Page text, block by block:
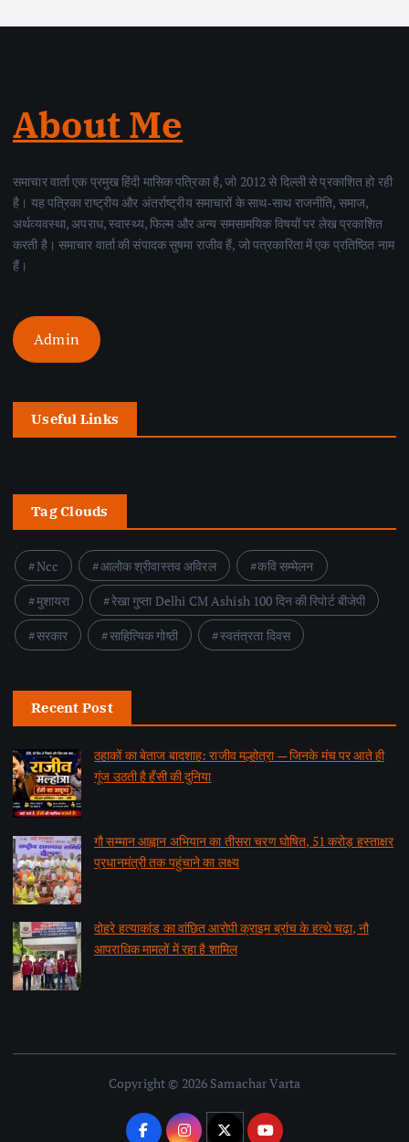
About Me
समाचार वार्ता एक प्रमुख हिंदी मासिक पत्रिका है, जो 2012 से दिल्ली से प्रकाशित हो रही
है। यह पत्रिका राष्ट्रीय और अंतर्राष्ट्रीय समाचारों के साथ-साथ राजनीति, समाज,
अर्थव्यवस्था, अपराध, स्वास्थ्य, फिल्म और अन्य समसामयिक विषयों पर लेख प्रकाशित
करती है। समाचार वार्ता की संपादक सुषमा राजीव हैं, जो पत्रकारिता में एक प्रतिष्ठित नाम
हैं।
Admin
Useful Links
Tag Clouds
Ncc आलोक श्रीवास्तव अविरल
कवि सम्मेलन
मुशायरा
रेखा गुप्ता Delhi CM Ashish 100 दिन की रिपोर्ट बीजेपी
सरकार
साहित्यिक गोष्ठी स्वतंत्रता दिवस
Recent Post
ठहाकों का बेताज बादशाह: राजीव मल्होत्रा — जिनके मंच पर आते ही
गूंज उठती है हँसी की दुनिया
गौ सम्मान आह्वान अभियान का तीसरा चरण घोषित, 51 करोड़ हस्ताक्षर
प्रधानमंत्री तक पहुंचाने का लक्ष्य
दोहरे हत्याकांड का वांछित आरोपी क्राइम ब्रांच के हत्थे चढ़ा, नौ
आपराधिक मामलों में रहा है शामिल
Copyright © 2026 Samachar Varta